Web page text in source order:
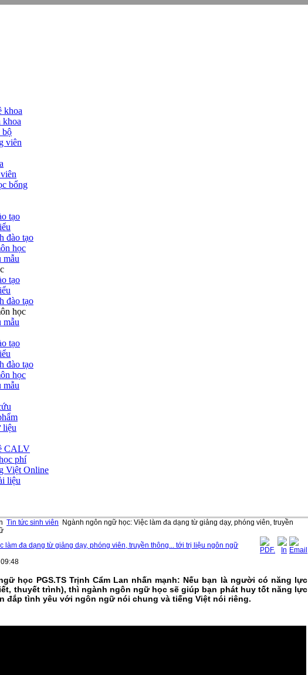
khoa
khoa
bộ
viên
bổng
tạo
đào tạo
học
mẫu
tạo
đào tạo
học
mẫu
tạo
đào tạo
học
mẫu
liệu
CALV
phí
Việt Online
liệu
Tin tức sinh viên
Ngành ngôn ngữ học: Việc làm đa dạng từ giảng dạy, phóng viên, truyền
làm đa dạng từ giảng dạy, phóng viên, truyền thông... tới trị liệu ngôn ngữ
học PGS.TS Trịnh Cẩm Lan nhấn mạnh: Nếu bạn là người có năng lực
thuyết trình), thì ngành ngôn ngữ học sẽ giúp bạn phát huy tốt năng lực
đắp tình yêu với ngôn ngữ nói chung và tiếng Việt nói riêng.